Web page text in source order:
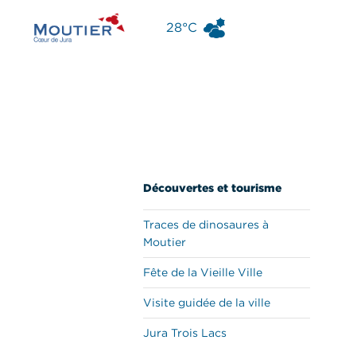
Moutier
28°C
Découvertes et tourisme
Traces de dinosaures à
Moutier
Fête de la Vieille Ville
Visite guidée de la ville
Jura Trois Lacs